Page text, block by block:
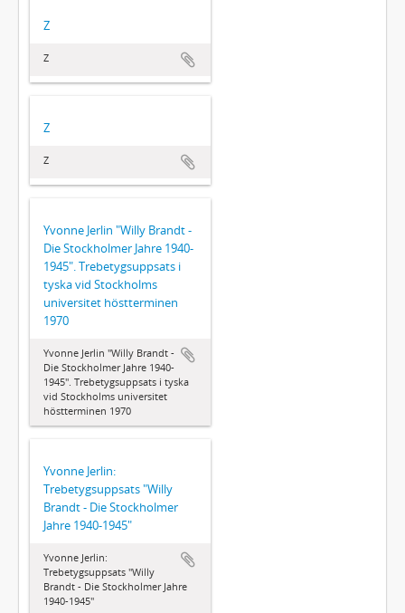
Z
Z
Z
Z
Yvonne Jerlin "Willy Brandt -
Die Stockholmer Jahre 1940-
1945". Trebetygsuppsats i
tyska vid Stockholms
universitet höstterminen
1970
Yvonne Jerlin "Willy Brandt -
Die Stockholmer Jahre 1940-
1945". Trebetygsuppsats i tyska
vid Stockholms universitet
höstterminen 1970
Yvonne Jerlin:
Trebetygsuppsats "Willy
Brandt - Die Stockholmer
Jahre 1940-1945"
Yvonne Jerlin:
Trebetygsuppsats "Willy
Brandt - Die Stockholmer Jahre
1940-1945"